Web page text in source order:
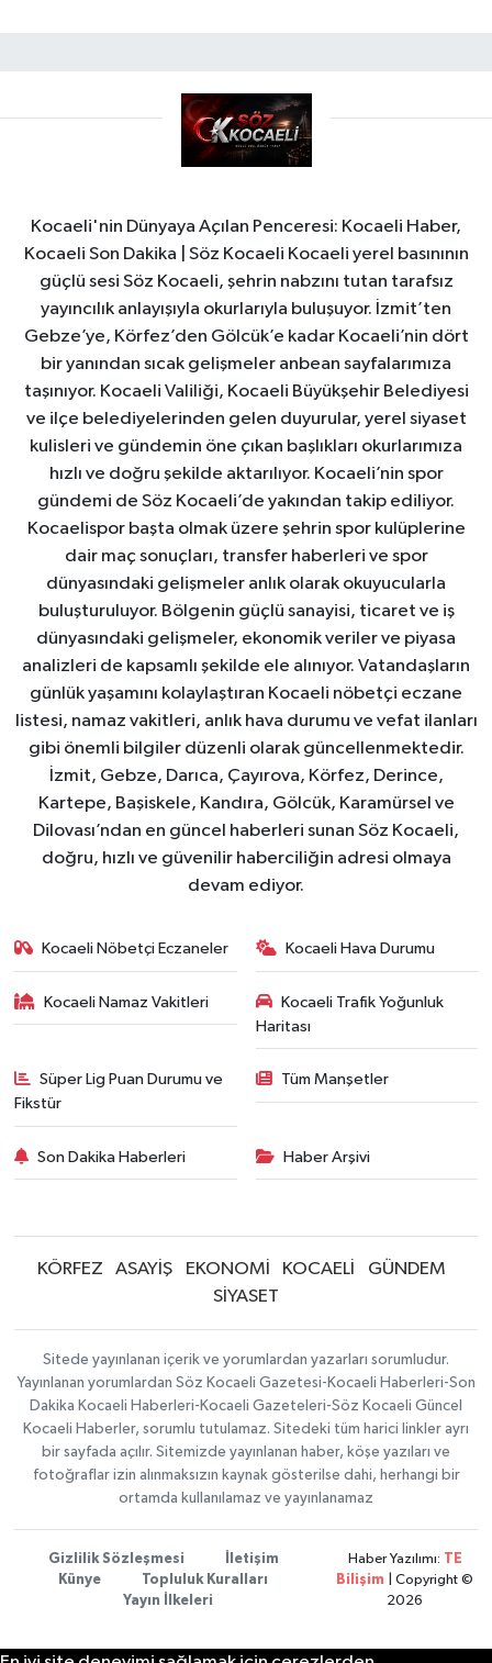
Kocaeli'nin Dünyaya Açılan Penceresi: Kocaeli Haber,
Kocaeli Son Dakika | Söz Kocaeli Kocaeli yerel basınının
güçlü sesi Söz Kocaeli, şehrin nabzını tutan tarafsız
yayıncılık anlayışıyla okurlarıyla buluşuyor. İzmit’ten
Gebze’ye, Körfez’den Gölcük’e kadar Kocaeli’nin dört
bir yanından sıcak gelişmeler anbean sayfalarımıza
taşınıyor. Kocaeli Valiliği, Kocaeli Büyükşehir Belediyesi
ve ilçe belediyelerinden gelen duyurular, yerel siyaset
kulisleri ve gündemin öne çıkan başlıkları okurlarımıza
hızlı ve doğru şekilde aktarılıyor. Kocaeli’nin spor
gündemi de Söz Kocaeli’de yakından takip ediliyor.
Kocaelispor başta olmak üzere şehrin spor kulüplerine
dair maç sonuçları, transfer haberleri ve spor
dünyasındaki gelişmeler anlık olarak okuyucularla
buluşturuluyor. Bölgenin güçlü sanayisi, ticaret ve iş
dünyasındaki gelişmeler, ekonomik veriler ve piyasa
analizleri de kapsamlı şekilde ele alınıyor. Vatandaşların
günlük yaşamını kolaylaştıran Kocaeli nöbetçi eczane
listesi, namaz vakitleri, anlık hava durumu ve vefat ilanları
gibi önemli bilgiler düzenli olarak güncellenmektedir.
İzmit, Gebze, Darıca, Çayırova, Körfez, Derince,
Kartepe, Başiskele, Kandıra, Gölcük, Karamürsel ve
Dilovası’ndan en güncel haberleri sunan Söz Kocaeli,
doğru, hızlı ve güvenilir haberciliğin adresi olmaya
devam ediyor.
Kocaeli Nöbetçi Eczaneler Kocaeli Hava Durumu
Kocaeli Namaz Vakitleri
Kocaeli Trafik Yoğunluk
Haritası
Süper Lig Puan Durumu ve
Fikstür
Tüm Manşetler
Son Dakika Haberleri Haber Arşivi
KÖRFEZ ASAYİŞ EKONOMİ KOCAELİ
GÜNDEM
SİYASET
Sitede yayınlanan içerik ve yorumlardan yazarları sorumludur.
Yayınlanan yorumlardan Söz Kocaeli Gazetesi-Kocaeli Haberleri-Son
Dakika Kocaeli Haberleri-Kocaeli Gazeteleri-Söz Kocaeli Güncel
Kocaeli Haberler, sorumlu tutulamaz. Sitedeki tüm harici linkler ayrı
bir sayfada açılır. Sitemizde yayınlanan haber, köşe yazıları ve
fotoğraflar izin alınmaksızın kaynak gösterilse dahi, herhangi bir
ortamda kullanılamaz ve yayınlanamaz
Gizlilik Sözleşmesi
İletişim
Künye
Topluluk Kuralları
Yayın İlkeleri
Haber Yazılımı: TE
Bilişim | Copyright ©
2026